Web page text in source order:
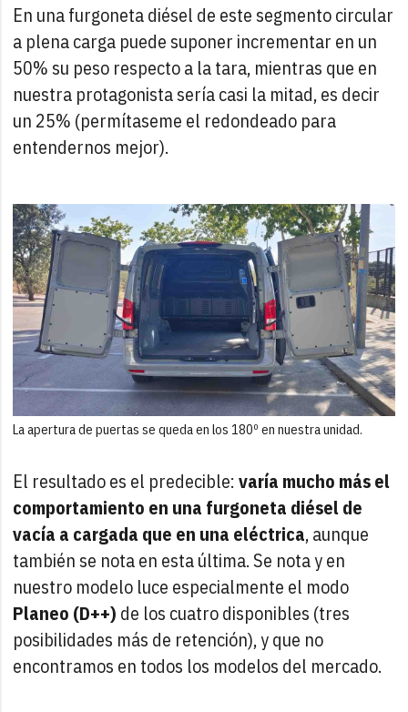
En una furgoneta diésel de este segmento circular
a plena carga puede suponer incrementar en un
50% su peso respecto a la tara, mientras que en
nuestra protagonista sería casi la mitad, es decir
un 25% (permítaseme el redondeado para
entendernos mejor).
La apertura de puertas se queda en los 180º en nuestra unidad.
El resultado es el predecible:varía mucho más el
comportamiento en una furgoneta diésel de
vacía a cargada que en una eléctrica, aunque
también se nota en esta última. Se nota y en
nuestro modelo luce especialmente el modo
Planeo (D++) de los cuatro disponibles (tres
posibilidades más de retención), y que no
encontramos en todos los modelos del mercado.